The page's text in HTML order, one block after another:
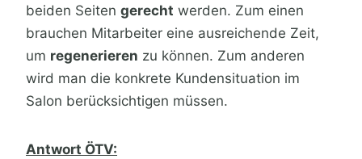
beiden Seiten gerecht werden. Zum einen
brauchen Mitarbeiter eine ausreichende Zeit,
um regenerieren zu können. Zum anderen
wird man die konkrete Kundensituation im
Salon berücksichtigen müssen.
Antwort ÖTV: